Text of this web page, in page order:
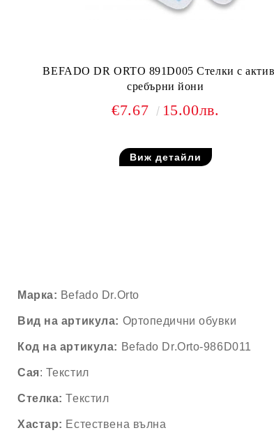
BEFADO DR ORTO 891D005 Стелки с
сребърни йони
€7.67 15.00лв.
Виж детайли
Марка: Befado Dr.Orto
Вид на артикула: Ортопедични обувки
Код на артикула: Befado Dr.Orto-986D011
Сая: Текстил
Стелка: Текстил
Хастар: Естествена вълна